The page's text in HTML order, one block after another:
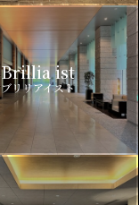
Brillia ist
ブリリアイスト